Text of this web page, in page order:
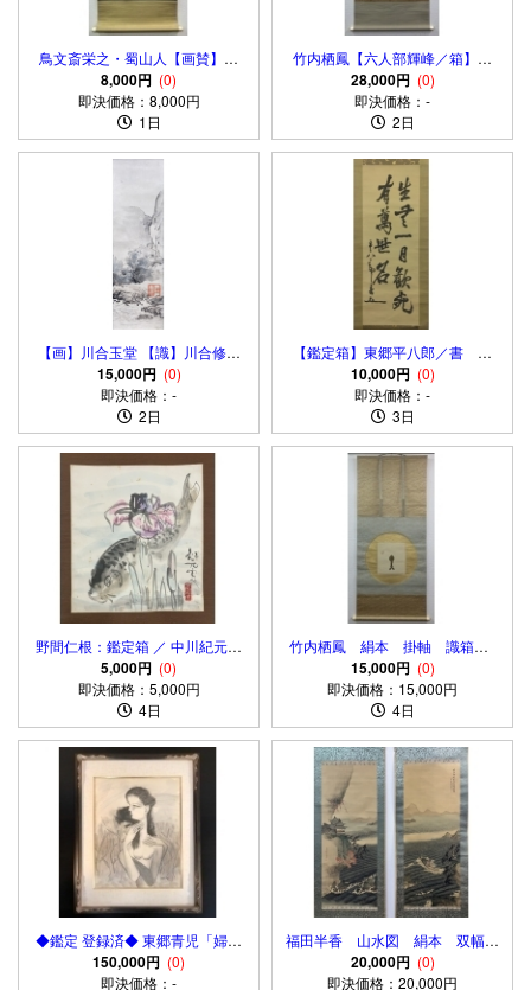
鳥文斎栄之・蜀山人【画賛】紙
本 掛軸 識箱（Ukiyoe）
8,000円 (0)
即決価格：8,000円
1日
竹内栖鳳【六人部輝峰／箱】紙
本 掛軸 Seiho Takeuchi
Kakejiku Hanging scroll
28,000円 (0)
即決価格：-
2日
【画】川合玉堂 【識】川合修二
「渓村雨後」掛軸 紙本 肉筆 識箱
二重箱 Kawai Gyokudo
15,000円 (0)
即決価格：-
2日
【鑑定箱】東郷平八郎／書 絹
本 掛軸 Togo Heihachiro
Admiral of the Navy／Marshal
10,000円 (0)
即決価格：-
3日
野間仁根：鑑定箱 ／ 中川紀元：
画【鯉】紙本 掛軸（Hitone
Noma／Kigen Nakagawa）
5,000円 (0)
即決価格：5,000円
4日
竹内栖鳳 絹本 掛軸 識箱 2
重箱 Seiho Takeuchi
Kakejiku Hanging scroll
15,000円 (0)
即決価格：15,000円
4日
◆鑑定 登録済◆ 東郷青児「婦人
像」肉筆 額装
150,000円 (0)
即決価格：-
福田半香 山水図 絹本 双幅
掛軸 識箱 Hankou Fukuda
Kakejiku Hanging scroll
20,000円 (0)
即決価格：20,000円